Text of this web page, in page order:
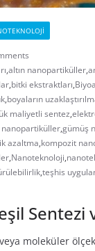
,altın nanopartiküller,
,bitki ekstraktları,
,boyaların
maliyetli sentez,
,gümüş
azaltma,kompozit
,Nanoteknoloji,
,teşhis
Sentezi
moleküler